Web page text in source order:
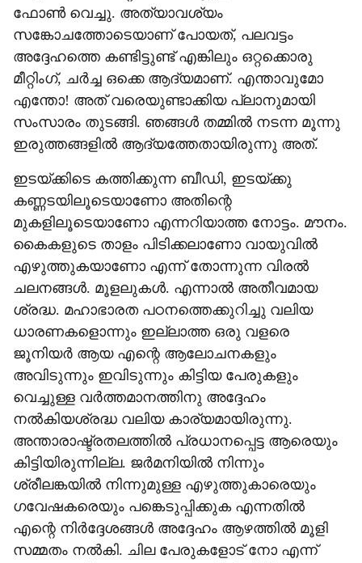
ഫോണ്‍ വെച്ചു. അത്യാവശ്യം
സങ്കോചത്തോടെയാണ് പോയത്, പലവട്ടം
അദ്ദേഹത്തെ കണ്ടിട്ടുണ്ട് എങ്കിലും ഒറ്റക്കൊരു
മീറ്റിംഗ്, ചര്‍ച്ച ഒക്കെ ആദ്യമാണ്. എന്താവുമോ
എന്തോ! അത് വരെയുണ്ടാക്കിയ പ്ലാനുമായി
സംസാരം തുടങ്ങി. ഞങ്ങള്‍ തമ്മില്‍ നടന്ന മൂന്നു
ഇരുത്തങ്ങളില്‍ ആദ്യത്തേതായിരുന്നു അത്.
ഇടയ്ക്കിടെ കത്തിക്കുന്ന ബീഡി, ഇടയ്ക്കു
കണ്ണടയിലൂടെയാണോ അതിന്റെ
മുകളിലൂടെയാണോ എന്നറിയാത്ത നോട്ടം. മൗനം.
കൈകളുടെ താളം പിടിക്കലാണോ വായുവില്‍
എഴുത്തുകയാണോ എന്ന് തോന്നുന്ന വിരല്‍
ചലനങ്ങള്‍. മൂളലുകള്‍. എന്നാല്‍ അതീവമായ
ശ്രദ്ധ. മഹാഭാരത പഠനത്തെക്കുറിച്ചു വലിയ
ധാരണകളൊന്നും ഇല്ലാത്ത ഒരു വളരെ
ജൂനിയര്‍ ആയ എന്റെ ആലോചനകളും
അവിടുന്നും ഇവിടുന്നും കിട്ടിയ പേരുകളും
വെച്ചുള്ള വര്‍ത്തമാനത്തിനു അദ്ദേഹം
നല്‍കിയശ്രദ്ധ വലിയ കാര്യമായിരുന്നു.
അന്താരാഷ്ട്രതലത്തില്‍ പ്രധാനപ്പെട്ട ആരെയും
കിട്ടിയിരുന്നില്ല. ജര്‍മനിയില്‍ നിന്നും
ശ്രീലങ്കയില്‍ നിന്നുമുള്ള എഴുത്തുകാരെയും
ഗവേഷകരെയും പങ്കെടുപ്പിക്കുക എന്നതില്‍
എന്റെ നിര്‍ദ്ദേശങ്ങള്‍ അദ്ദേഹം ആഴത്തില്‍ മൂളി
സമ്മതം നല്‍കി. ചില പേരുകളോട് നോ എന്ന്